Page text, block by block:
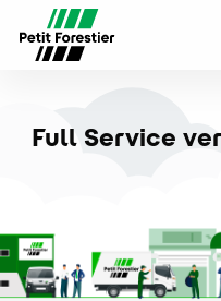
Full Service